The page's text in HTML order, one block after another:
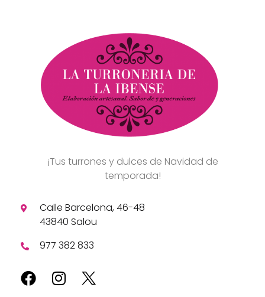
¡Tus turrones y dulces de Navidad de
temporada!
Calle Barcelona, 46-48
43840 Salou
977 382 833